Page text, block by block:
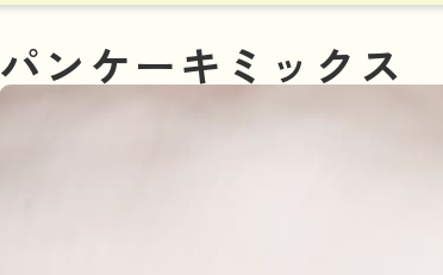
パンケーキミックス